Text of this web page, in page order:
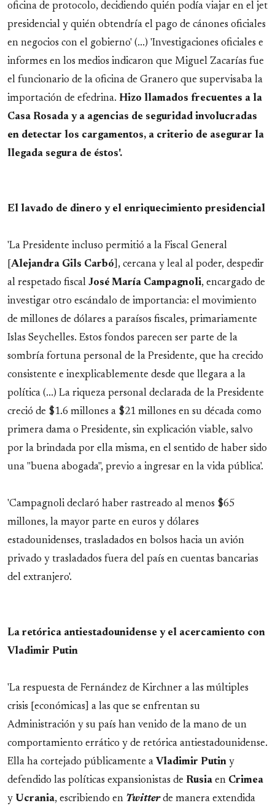
oficina de protocolo, decidiendo quién podía viajar en el jet
presidencial y quién obtendría el pago de cánones oficiales
en negocios con el gobierno' (...) 'Investigaciones oficiales e
informes en los medios indicaron que Miguel Zacarías fue
el funcionario de la oficina de Granero que supervisaba la
importación de efedrina. Hizo llamados frecuentes a la
Casa Rosada y a agencias de seguridad involucradas
en detectar los cargamentos, a criterio de asegurar la
llegada segura de éstos'.
El lavado de dinero y el enriquecimiento presidencial
'La Presidente incluso permitió a la Fiscal General
Alejandra Gils Carbó ], cercana y leal al poder, despedir
al respetado fiscal José María Campagnoli, encargado de
investigar otro escándalo de importancia: el movimiento
de millones de dólares a paraísos fiscales, primariamente
Islas Seychelles. Estos fondos parecen ser parte de la
sombría fortuna personal de la Presidente, que ha crecido
consistente e inexplicablemente desde que llegara a la
política (...) La riqueza personal declarada de la Presidente
creció de $1.6 millones a $21 millones en su década como
primera dama o Presidente, sin explicación viable, salvo
por la brindada por ella misma, en el sentido de haber sido
una "buena abogada", previo a ingresar en la vida pública'.
'Campagnoli declaró haber rastreado al menos $65
millones, la mayor parte en euros y dólares
estadounidenses, trasladados en bolsos hacia un avión
privado y trasladados fuera del país en cuentas bancarias
del extranjero'.
La retórica antiestadounidense y el acercamiento con
Vladimir Putin
'La respuesta de Fernández de Kirchner a las múltiples
crisis [económicas] a las que se enfrentan su
Administración y su país han venido de la mano de un
comportamiento errático y de retórica antiestadounidense.
Ella ha cortejado públicamente a Vladimir Putin y
defendido las políticas expansionistas de Rusia en Crimea
y Ucrania, escribiendo en Twitterde manera extendida